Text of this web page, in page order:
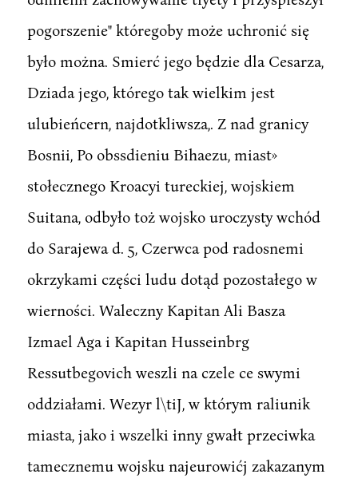
pogorszenie" któregoby może uchronić się
było można. Smierć jego będzie dla Cesarza,
Dziada jego, którego tak wielkim jest
ulubieńcern, najdotkliwsza,. Z nad granicy
Bosnii, Po obssdieniu Bihaezu, miast»
stołecznego Kroacyi tureckiej, wojskiem
Suitana, odbyło toż wojsko uroczysty wchód
do Sarajewa d. 5, Czerwca pod radosnemi
okrzykami części ludu dotąd pozostałego w
wierności. Waleczny Kapitan Ali Basza
Izmael Aga i Kapitan Husseinbrg
Ressutbegovich weszli na czele ce swymi
oddziałami. Wezyr l\tiJ, w którym raliunik
miasta, jako i wszelki inny gwałt przeciwka
tamecznemu wojsku najeurowićj zakazanym